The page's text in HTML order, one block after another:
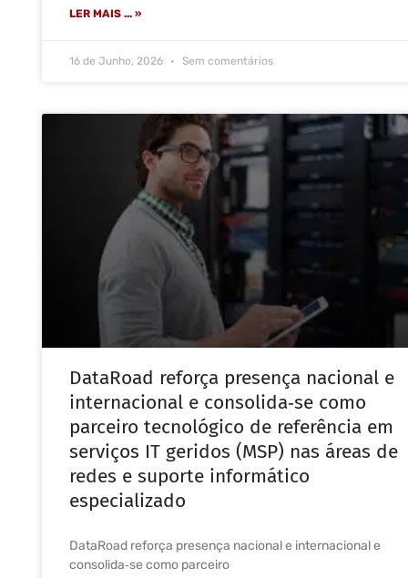
LER MAIS ... »
16 de Junho, 2026 Sem comentários
DataRoad reforça presença nacional e
internacional e consolida‑se como
parceiro tecnológico de referência em
serviços IT geridos (MSP) nas áreas de
redes e suporte informático
especializado
DataRoad reforça presença nacional e internacional e
consolida‑se como parceiro